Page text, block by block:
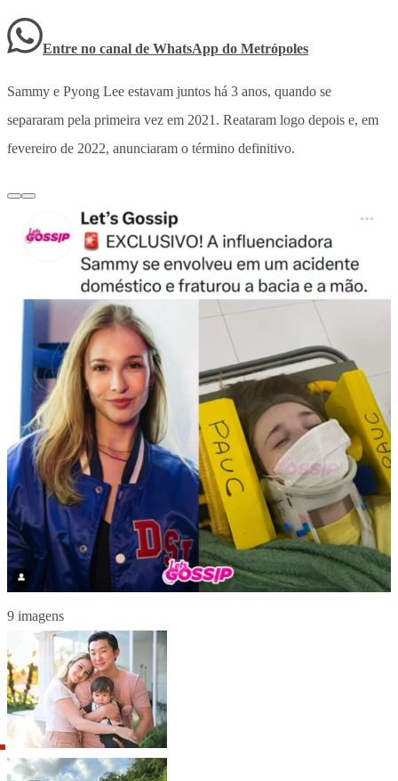
Entre no canal de WhatsApp do Metrópoles
Sammy e Pyong Lee estavam juntos há 3 anos, quando se
separaram pela primeira vez em 2021. Reataram logo depois e, em
fevereiro de 2022, anunciaram o término definitivo.
9 imagens